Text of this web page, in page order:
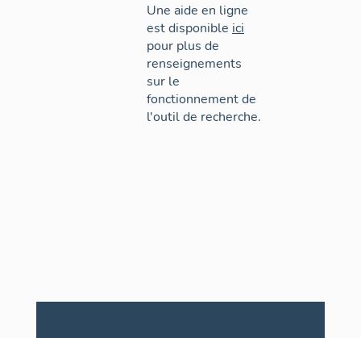
Une aide en ligne
est disponible ici
pour plus de
renseignements
sur le
fonctionnement de
l'outil de recherche.